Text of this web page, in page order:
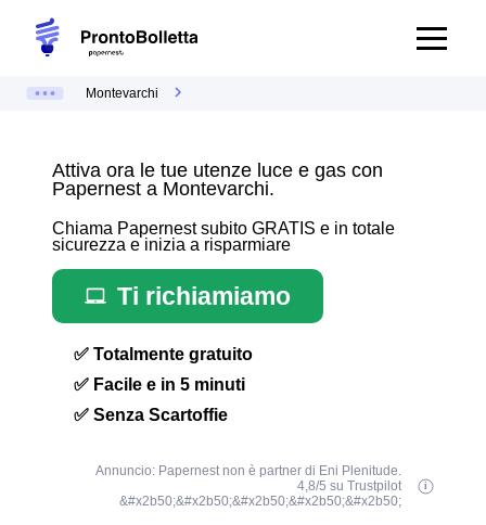
Montevarchi
Attiva ora le tue utenze luce e gas con
Papernest a Montevarchi.
Chiama Papernest subito GRATIS e in totale
sicurezza e inizia a risparmiare
Ti richiamiamo
✅ Totalmente gratuito
✅ Facile e in 5 minuti
✅ Senza Scartoffie
Annuncio: Papernest non è partner di Eni Plenitude.
4,8/5 su Trustpilot
&#x2b50;&#x2b50;&#x2b50;&#x2b50;&#x2b50;